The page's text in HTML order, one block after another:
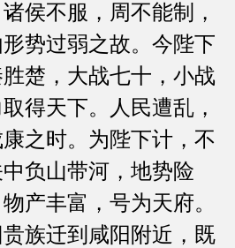
侯不服，周不能制，
势过弱之故。今陛下
楚，大战七十，小战
得天下。人民遭乱，
之时。为陛下计，不
负山带河，地势险
产丰富，号为天府。
族迁到咸阳附近，既